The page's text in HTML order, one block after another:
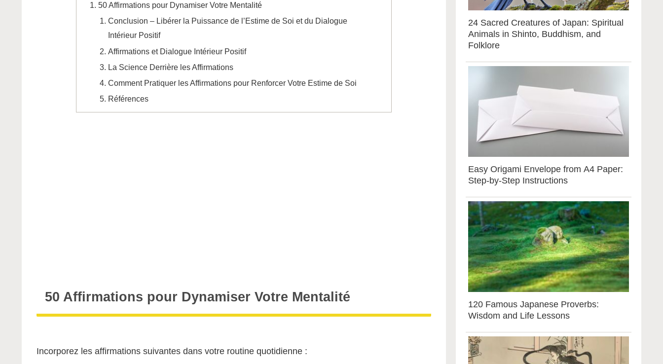
50 Affirmations pour Dynamiser Votre Mentalité
Conclusion – Libérer la Puissance de l’Estime de Soi et du Dialogue
Intérieur Positif
Affirmations et Dialogue Intérieur Positif
La Science Derrière les Affirmations
Comment Pratiquer les Affirmations pour Renforcer Votre Estime de Soi
Références
50 Affirmations pour Dynamiser Votre Mentalité
Incorporez les affirmations suivantes dans votre routine quotidienne :
24 Sacred Creatures of Japan: Spiritual
Animals in Shinto, Buddhism, and
Folklore
Easy Origami Envelope from A4 Paper:
Step-by-Step Instructions
120 Famous Japanese Proverbs:
Wisdom and Life Lessons